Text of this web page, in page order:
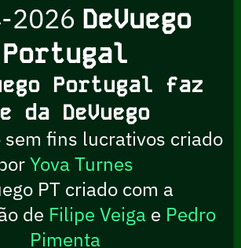
2026 DeVuego
Portugal
Portugal faz
da DeVuego
sem fins lucrativos criado
Yova Turnes
PT criado com a
de Filipe Veiga e Pedro
Pimenta